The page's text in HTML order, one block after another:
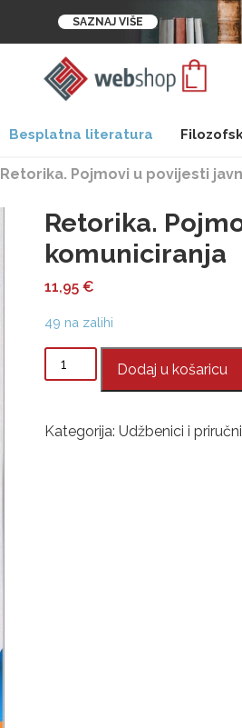
SAZNAJ VIŠE
Besplatna literatura
Retorika. Pojmovi u povijesti
Retorika.
komuniciranja
11,95€
49 na zalihi
Retorika.
Pojmovi
povijesti
javnog
Dodaj u košaricu
Kategorija:Udžbenici i